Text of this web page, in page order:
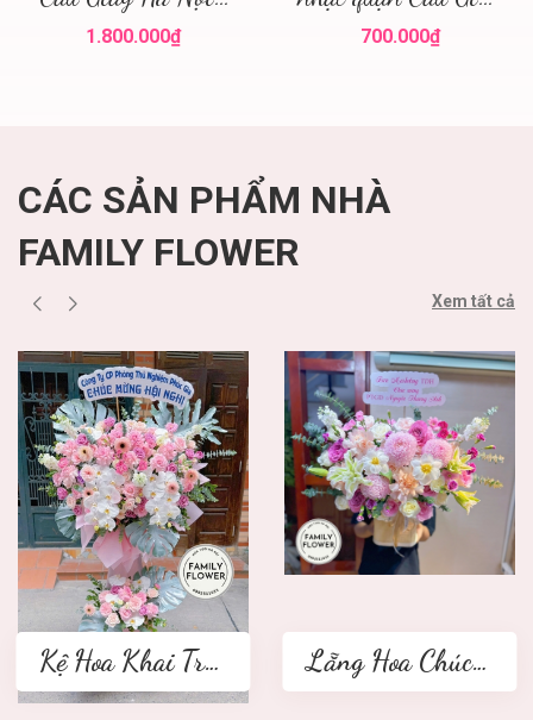
điện hoa hà nội
1.800.000₫
! Family flower hoa
700.000₫
CÁC SẢN PHẨM NHÀ
FAMILY FLOWER
Xem tất cả
Kệ Hoa Khai Trương 2 tầng Lẵng Hoa Chúc Mừng